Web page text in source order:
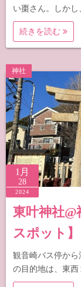
い棗さん。しか
続きを読む
神社
1月
28
2024
東叶神社
スポット】
観音崎バス停か
の目的地は、東